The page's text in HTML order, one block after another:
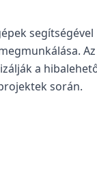
segítségével
a
során.